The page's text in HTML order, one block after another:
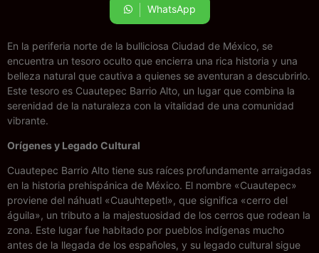
WhatsApp
En la periferia norte de la bulliciosa Ciudad de México, se
encuentra un tesoro oculto que encierra una rica historia y una
belleza natural que cautiva a quienes se aventuran a descubrirlo.
Este tesoro es Cuautepec Barrio Alto, un lugar que combina la
serenidad de la naturaleza con la vitalidad de una comunidad
vibrante.
Orígenes y Legado Cultural
Cuautepec Barrio Alto tiene sus raíces profundamente arraigadas
en la historia prehispánica de México. El nombre «Cuautepec»
proviene del náhuatl «Cuauhtepetl», que significa «cerro del
águila», un tributo a la majestuosidad de los cerros que rodean la
zona. Este lugar fue habitado por pueblos indígenas mucho
antes de la llegada de los españoles, y su legado cultural sigue